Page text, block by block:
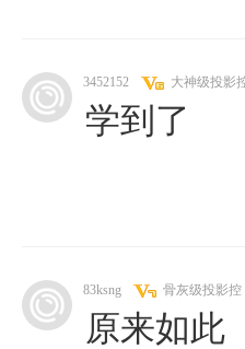
3452152 大神级投影
学到了
83ksng 骨灰级投影控
原来如此